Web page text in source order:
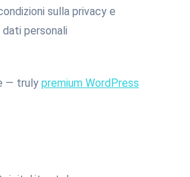
sulla privacy e
personali
— truly premium WordPress